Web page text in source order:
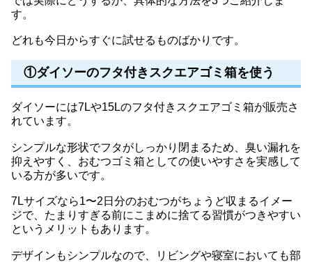
す。
どれも今日からすぐに試せるものばかりです。
①ダイソーのフタ付きスクエアゴミ箱を使う
ダイソーには7Lや15Lのフタ付きスクエアゴミ箱が販売さ
れています。
シンプルな形状でフタがしっかり閉まるため、臭い漏れを
抑えやすく、おむつゴミ箱としての使いやすさを実感して
いる方が多いです。
7Lサイズなら1〜2日分のおむつがちょうど収まるイメー
ジで、たまりすぎる前にこまめに捨てる習慣がつきやすい
というメリットもあります。
デザインもシンプルなので、リビングや寝室においても部